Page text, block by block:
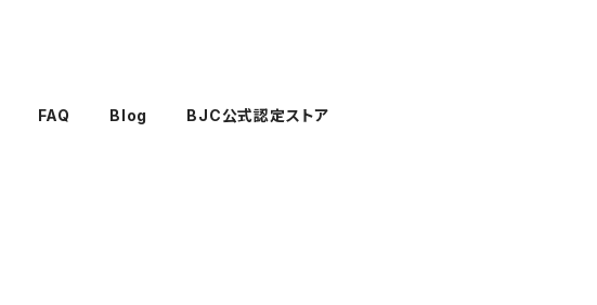
FAQ Blog BJC公式認定ストア